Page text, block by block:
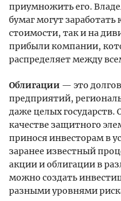
приумножить его.
бумаг могут
стоимости, так и на
прибыли компании,
распределяет между
Облигации — это
предприятий,
даже целых
качестве защитного
принося инвесторам в
заранее известный
акции и облигации в
можно создать
разными уровнями